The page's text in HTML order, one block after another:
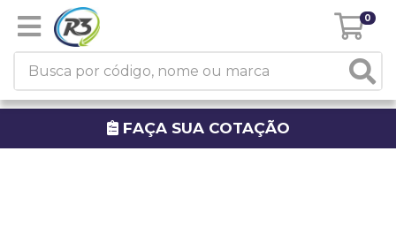
0
FAÇA SUA COTAÇÃO